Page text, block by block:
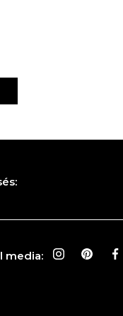
media: